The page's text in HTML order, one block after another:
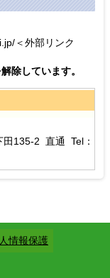
＜外部リンク
除しています。
田135-2 直通 Tel：
情報保護